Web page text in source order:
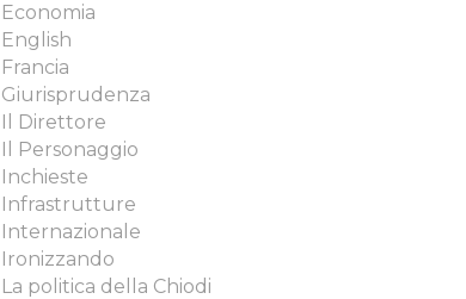
Economia
English
Francia
Giurisprudenza
Il Direttore
Il Personaggio
Inchieste
Infrastrutture
Internazionale
Ironizzando
La politica della Chiodi